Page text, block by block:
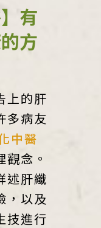
有
方
上的肝
多病友
中醫
念。
述肝纖
，以及
技進行